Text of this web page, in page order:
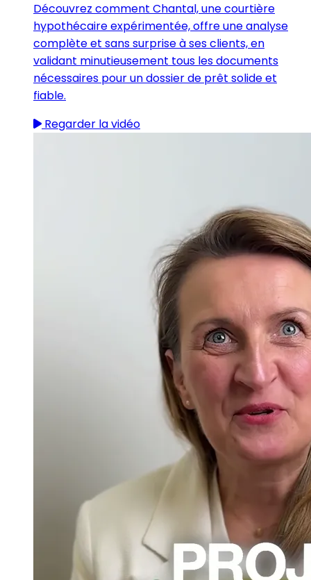
Découvrez comment Chantal, une courtière
hypothécaire expérimentée, offre une analyse
complète et sans surprise à ses clients, en
validant minutieusement tous les documents
nécessaires pour un dossier de prêt solide et
fiable.
Regarder la vidéo